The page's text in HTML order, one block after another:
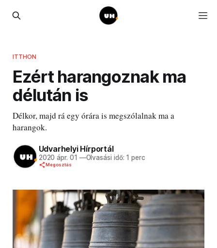
ITTHON
Ezért harangoznak ma
délután is
Délkor, majd rá egy órára is megszólalnak ma a
harangok.
Udvarhelyi Hírportál
2020 ápr. 01 —Olvasási idő: 1 perc
Megosztás